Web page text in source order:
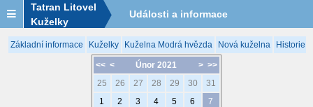
Tatran Litovel
Kuželky
Události a informace
Základní informace Kuželky Kuželna Modrá hvězda Nová kuželna Historie
<< < > >>
Únor 2021
25
26 27 28 29 30
31
1
2 3 4 5 6
7